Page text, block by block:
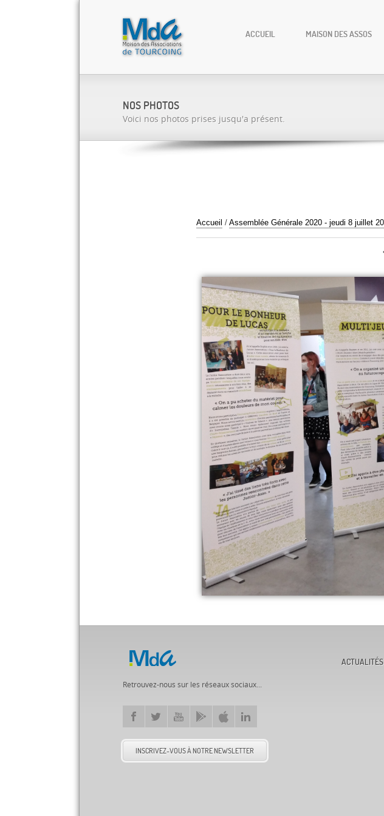
ACCUEIL MAISON DES ASSOS
NOS PHOTOS
Voici nos photos prises jusqu'a présent.
Accueil / Assemblée Générale 2020 - jeudi 8 juillet
Retrouvez-nous sur les réseaux sociaux...
INSCRIVEZ-VOUS À NOTRE NEWSLETTER